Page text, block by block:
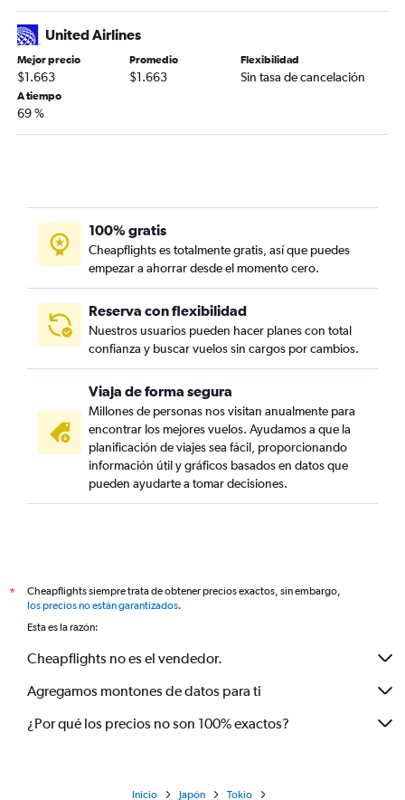
United Airlines
Mejor precio
$1.663
Promedio
$1.663
Flexibilidad
Sin tasa de cancelación
A tiempo
69 %
100% gratis
Cheapflights es totalmente gratis, así que puedes
empezar a ahorrar desde el momento cero.
Reserva con flexibilidad
Nuestros usuarios pueden hacer planes con total
confianza y buscar vuelos sin cargos por cambios.
Viaja de forma segura
Millones de personas nos visitan anualmente para
encontrar los mejores vuelos. Ayudamos a que la
planificación de viajes sea fácil, proporcionando
información útil y gráficos basados en datos que
pueden ayudarte a tomar decisiones.
*
Cheapflights siempre trata de obtener precios exactos, sin embargo,
los precios no están garantizados.
Esta es la razón:
Cheapflights no es el vendedor.
Agregamos montones de datos para ti
¿Por qué los precios no son 100% exactos?
Inicio Japón Tokio